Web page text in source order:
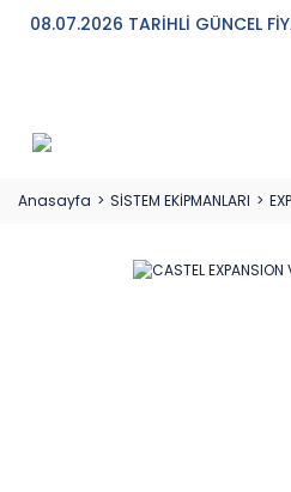
08.07.2026 TARİHLİ GÜNCEL
Anasayfa SİSTEM EKİPMANLARI